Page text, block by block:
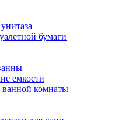
бумаги
емкости
комнаты